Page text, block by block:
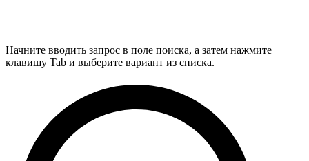
Начните вводить запрос в поле поиска, а затем нажмите
клавишу Tab и выберите вариант из списка.